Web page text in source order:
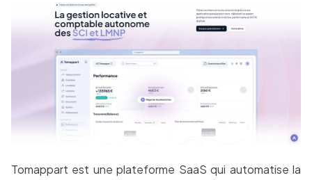
Tomappart est une plateforme SaaS qui automatise la